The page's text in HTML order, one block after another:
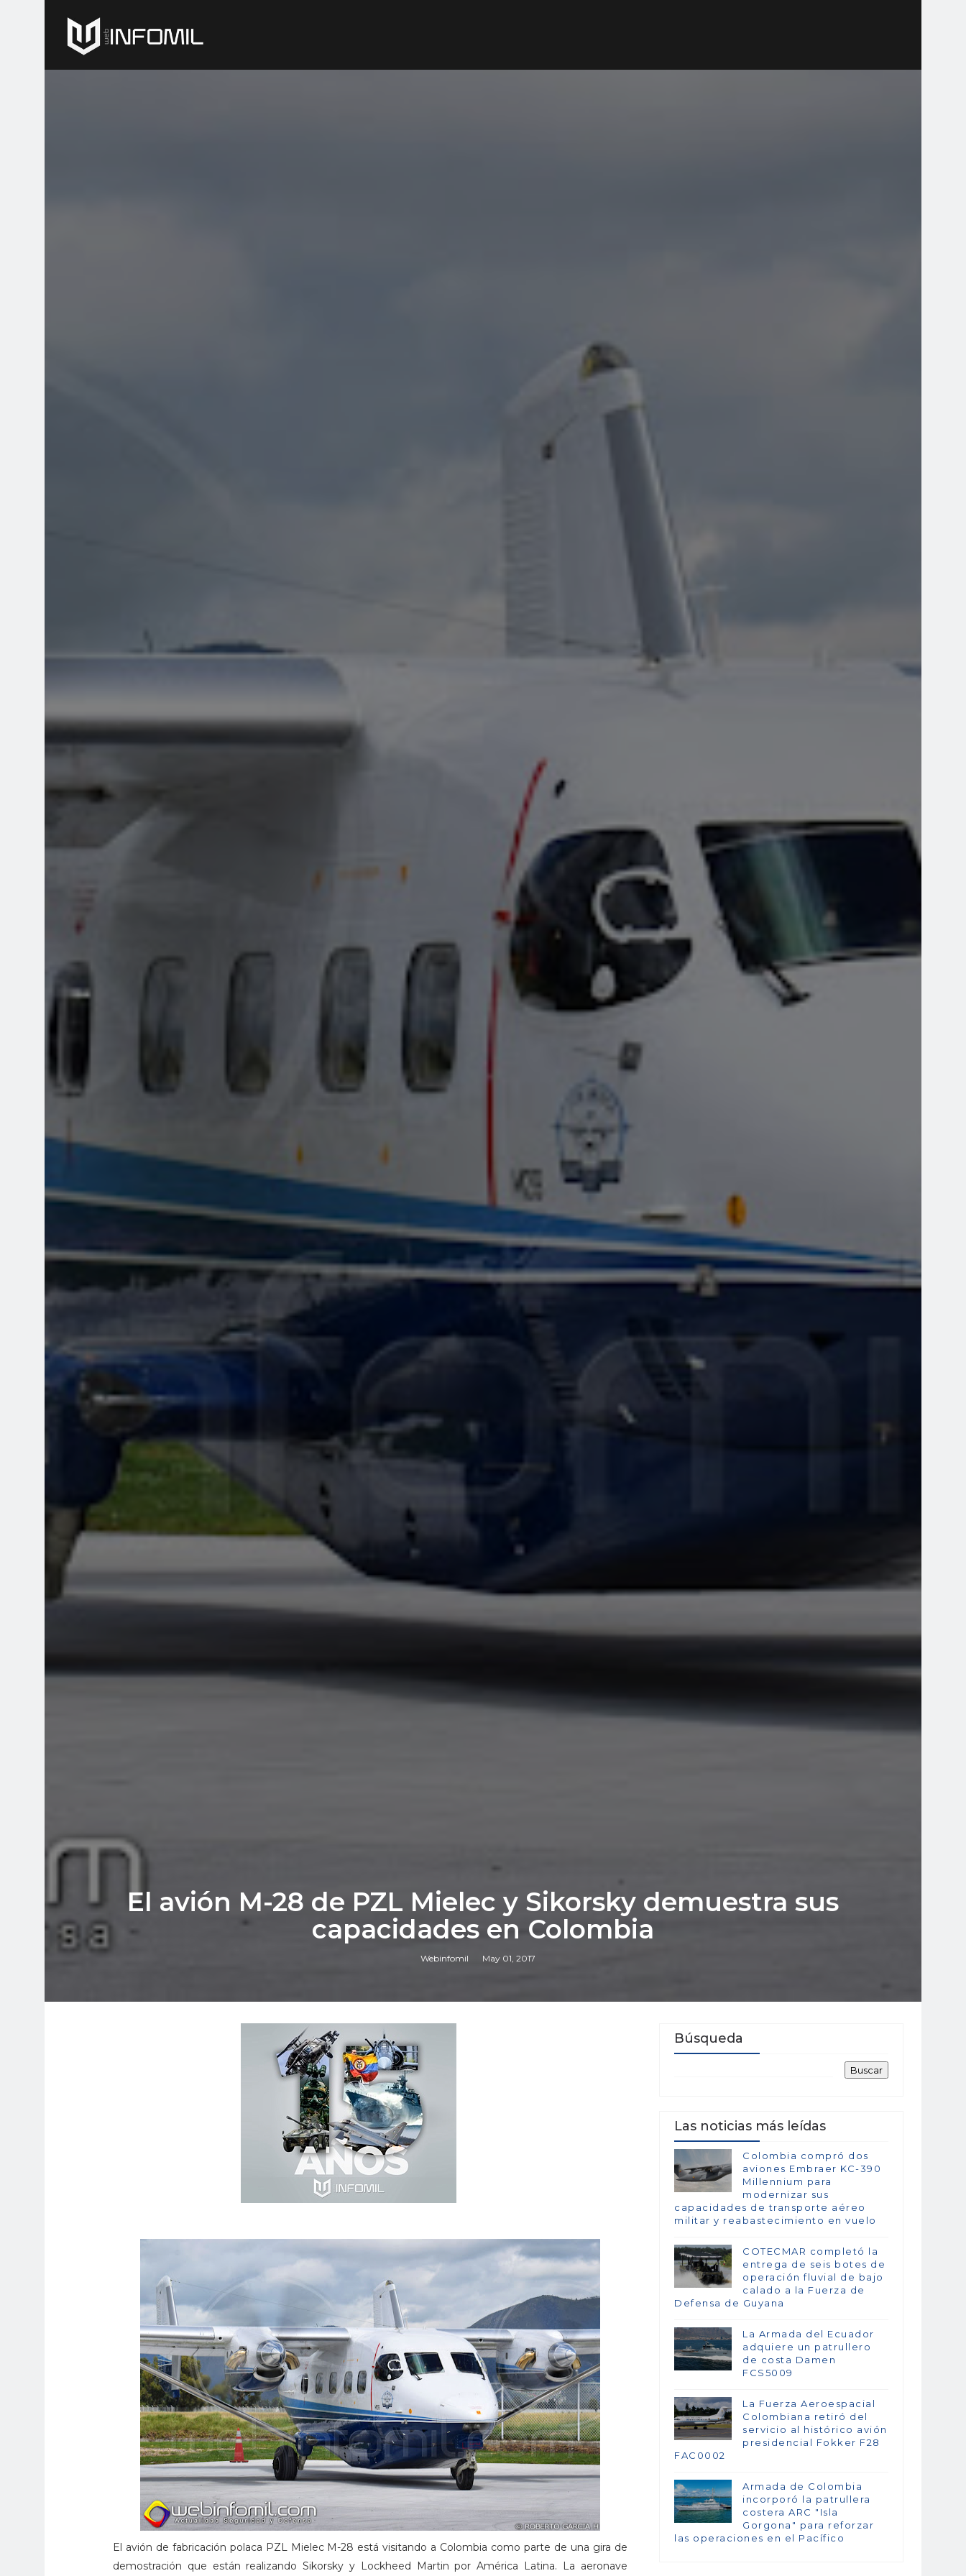
El avión M-28 de PZL Mielec y Sikorsky demuestra sus
capacidades en Colombia
Webinfomil May 01, 2017
El avión de fabricación polaca PZL Mielec M-28 está visitando a Colombia como parte de una gira de
demostración que están realizando Sikorsky y Lockheed Martin por América Latina. La aeronave
Búsqueda
Las noticias más leídas
Colombia compró dos
aviones Embraer KC-390
Millennium para
modernizar sus
capacidades de transporte aéreo
militar y reabastecimiento en vuelo
COTECMAR completó la
entrega de seis botes de
operación fluvial de bajo
calado a la Fuerza de
Defensa de Guyana
La Armada del Ecuador
adquiere un patrullero
de costa Damen
FCS5009
La Fuerza Aeroespacial
Colombiana retiró del
servicio al histórico avión
presidencial Fokker F28
FAC0002
Armada de Colombia
incorporó la patrullera
costera ARC "Isla
Gorgona" para reforzar
las operaciones en el Pacífico